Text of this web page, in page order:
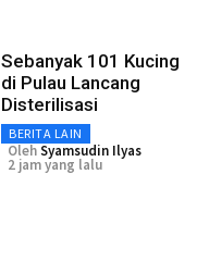
Sebanyak 101 Kucing
di Pulau Lancang
Disterilisasi
BERITA LAIN
OlehSyamsudin Ilyas
2 jam yang lalu